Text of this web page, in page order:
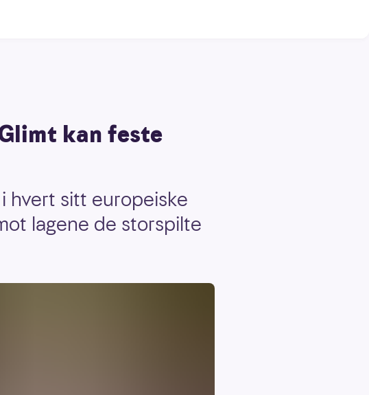
kan feste
hvert sitt europeiske
lagene de storspilte